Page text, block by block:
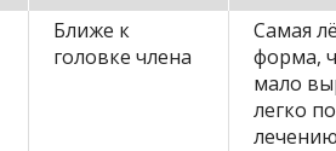
Ближе к
головке члена
Самая
форма,
мало
легко